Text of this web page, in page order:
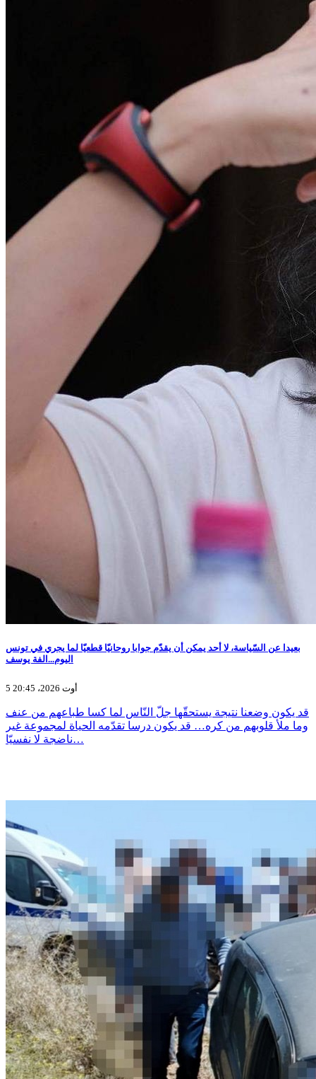
بعيدا عن السّياسة، لا أحد يمكن أن يقدّم جوابا روحانيّا قطعيّا لما يجري في تونس
اليوم...الفة يوسف
5 أوت 2026، 20:45
قد يكون وضعنا نتيجة يستحقّها جلّ النّاس لما كسا طباعهم من عنف
وما ملأ قلوبهم من كره… قد يكون درسا تقدّمه الحياة لمجموعة غير
ناضجة لا نفسيّا…